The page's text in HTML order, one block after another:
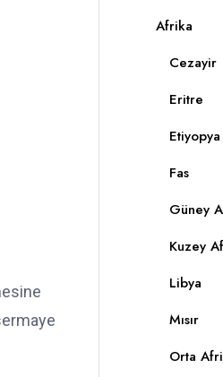
Afrika
Cezayir
Eritre
Etiyopya
Fas
Güney
Kuzey
Libya
Mısır
Orta